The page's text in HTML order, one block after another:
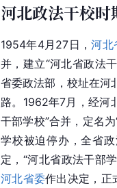
河北政法干校
1954年4月27日，河北
并，建立“河北省政法
省委政法部，校址在河
路。1962年7月，经河
干部学校”合并，定名
学校被迫停办，全省
定，“河北省政法干部
河北省委作出决定，正